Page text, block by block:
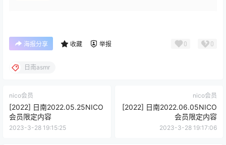
海报分享 收藏 举报 0 0
日南asmr
nico会员
[2022] 日南2022.05.25NICO
会员限定内容
2023-3-28 19:15:25
nico会员
[2022] 日南2022.06.05NICO
会员限定内容
2023-3-28 19:17:06